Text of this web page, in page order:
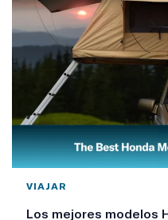
VIAJAR
Los mejores modelos